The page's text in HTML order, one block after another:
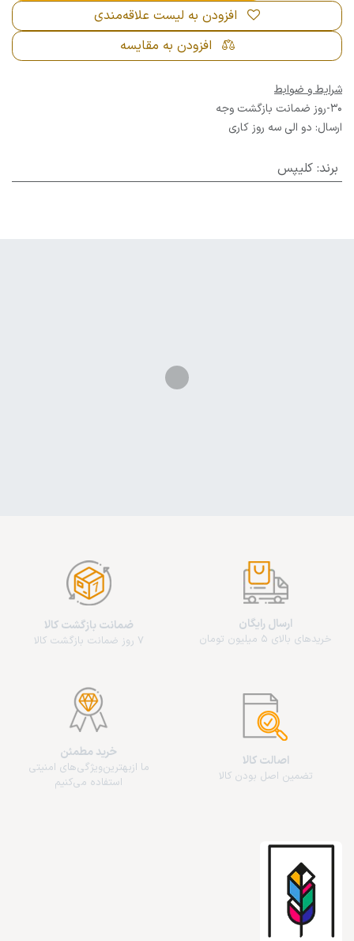
افزودن به مقایسه
افزودن به لیست علاقه‌مندی
شرایط و ضوابط
30-روز ضمانت بازگشت وجه
ارسال: دو الی سه روز کاری
برند: کلیپس
ارسال رایگان
خریدهای بالای 5 میلیون تومان
ضمانت بازگشت کالا
7 روز ضمانت بازگشت کالا
اصالت کالا
تضمین اصل بودن کالا
خرید مطمئن
ما از‌بهترین‌ویژگی‌های امنیتی
استفاده می‌کنیم